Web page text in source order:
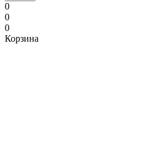
0
0
0
Корзина